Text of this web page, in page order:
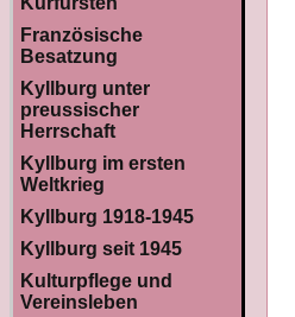
Französische
Besatzung
Kyllburg unter
preussischer
Herrschaft
Kyllburg im ersten
Weltkrieg
Kyllburg 1918-1945
Kyllburg seit 1945
Kulturpflege und
Vereinsleben